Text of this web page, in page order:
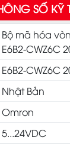
SỐ KỸ
Bộ mã hóa
E6B2-CWZ6C
E6B2-CWZ6C
Nhật Bản
Omron
5...24VDC